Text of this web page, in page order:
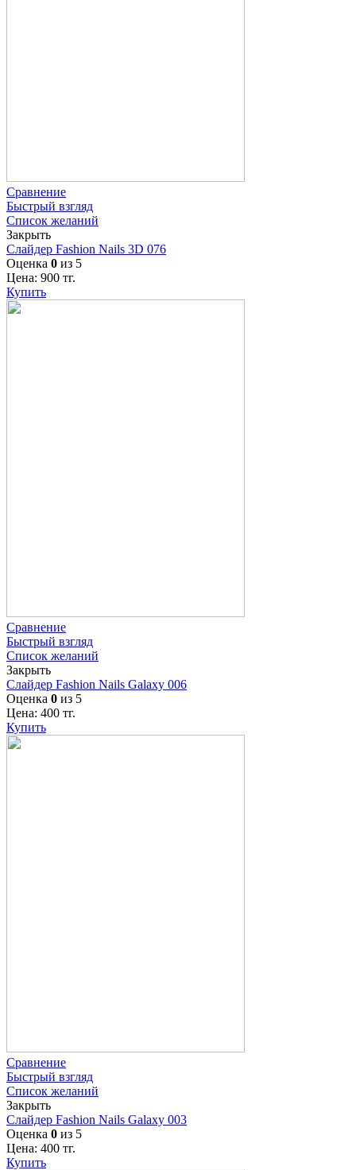
Сравнение
Быстрый взгляд
Список желаний
Закрыть
Слайдер Fashion Nails 3D 076
Оценка 0 из 5
Цена: 900 тг.
Купить
Сравнение
Быстрый взгляд
Список желаний
Закрыть
Слайдер Fashion Nails Galaxy 006
Оценка 0 из 5
Цена: 400 тг.
Купить
Сравнение
Быстрый взгляд
Список желаний
Закрыть
Слайдер Fashion Nails Galaxy 003
Оценка 0 из 5
Цена: 400 тг.
Купить